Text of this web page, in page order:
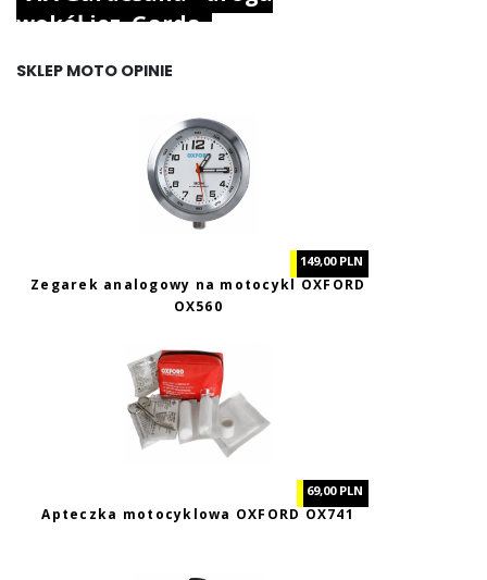
wokół jez. Garda.
SKLEP MOTO OPINIE
149,00 PLN
Zegarek analogowy na motocykl OXFORD
OX560
69,00 PLN
Apteczka motocyklowa OXFORD OX741